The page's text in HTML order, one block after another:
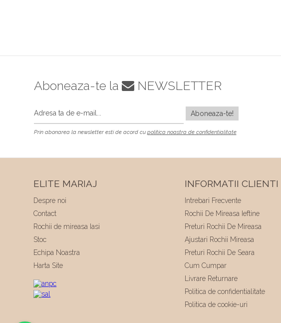
Aboneaza-te la NEWSLETTER
Prin abonarea la newsletter esti de acord cu politica noastra de confidentialitate
ELITE MARIAJ
Despre noi
Contact
Rochii de mireasa Iasi
Stoc
Echipa Noastra
Harta Site
INFORMATII CLIENTI
Intrebari Frecvente
Rochii De Mireasa Ieftine
Preturi Rochii De Mireasa
Ajustari Rochii Mireasa
Preturi Rochii De Seara
Cum Cumpar
Livrare Returnare
Politica de confidentialitate
Politica de cookie-uri